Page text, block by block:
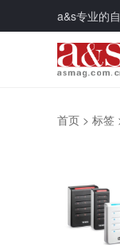
a&s专业的
首页 > 标签